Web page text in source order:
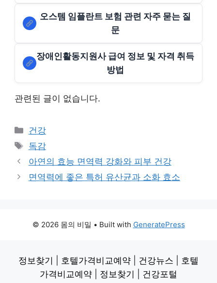
오스템 임플란트 보험 관련 자주 묻는 질
문
장애인활동지원사 급여 정보 및 자격 취득
방법
관련된 글이 없습니다.
Categories
건강
Tags
독감
아연의 효능 면역력 강화와 피부 건강
면역력에 좋은 특허 유산균과 소화 효소
© 2026 몸의 비밀 • Built with GeneratePress
정보찾기 호텔가격비교예약 건강뉴스
호텔
가격비교예약
정보찾기
건강포털